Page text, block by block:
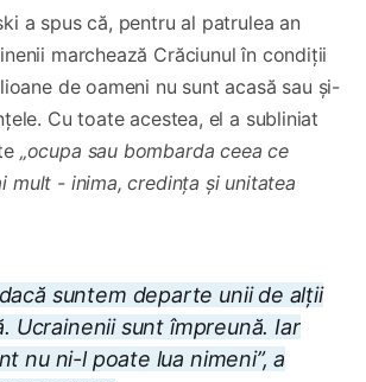
a spus că, pentru al patrulea an
marchează Crăciunul în condiții
de oameni nu sunt acasă sau și-
Cu toate acestea, el a subliniat
„ocupa sau bombarda ceea ce
mult - inima, credința și unitatea
suntem departe unii de alții
Ucrainenii sunt împreună. Iar
nu ni-l poate lua nimeni”, a